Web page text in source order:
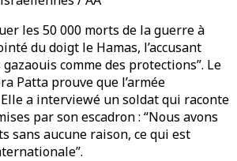
les 50 000 morts de la guerre à
du doigt le Hamas, l’accusant
comme des protections”. Le
Patta prouve que l’armée
a interviewé un soldat qui raconte
par son escadron : “Nous avons
sans aucune raison, ce qui est